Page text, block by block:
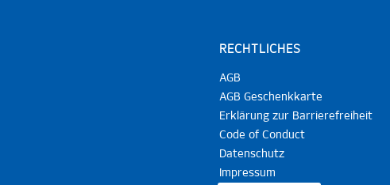
RECHTLICHES
AGB
AGB Geschenkkarte
Erklärung zur Barrierefreiheit
Code of Conduct
Datenschutz
Impressum